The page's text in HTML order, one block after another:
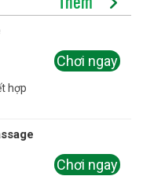
hợp
Chơi ngay
Chơi ngay